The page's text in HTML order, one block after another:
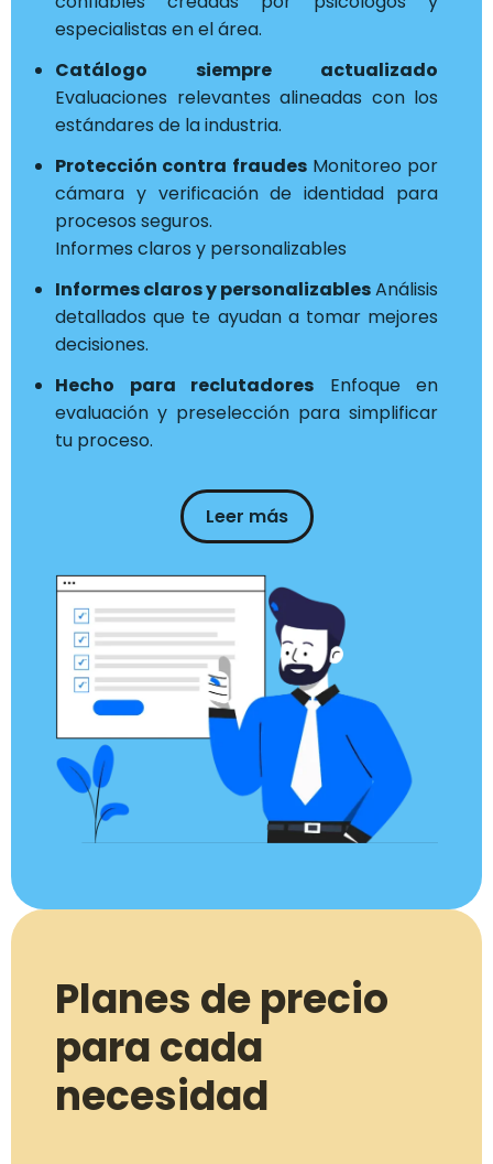
especialistas en el área.
Catálogo siempre actualizado
Evaluaciones relevantes alineadas con los
estándares de la industria.
Protección contra fraudesMonitoreo por
cámara y verificación de identidad para
procesos seguros.
Informes claros y personalizables
Informes claros y personalizablesAnálisis
detallados que te ayudan a tomar mejores
decisiones.
Hecho para reclutadores Enfoque en
evaluación y preselección para simplificar
tu proceso.
Leer más
Planes de precio
para cada
necesidad